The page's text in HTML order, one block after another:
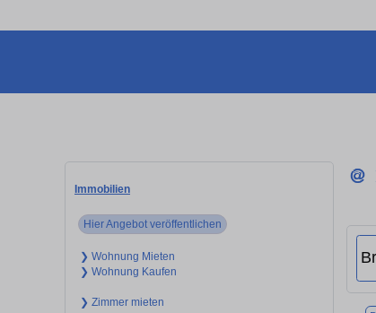
Immobilien
Hier Angebot veröffentlichen
❯ Wohnung Mieten
❯ Wohnung Kaufen
❯ Zimmer mieten